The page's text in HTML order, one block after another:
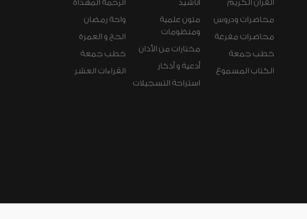
القرآن الكريم
محاضرات ودروس
محاضرات مفرغة
خطب جمعة
الكتاب المسموع
أناشيد
متون علمية
ومنظومات
مختارات من الأذان
أدعية و أذكار
استراحة التسجيلات
الرحمة المهداة
واحة رمضان
الحج و العمرة
خطب جمعة
القراءات العشر